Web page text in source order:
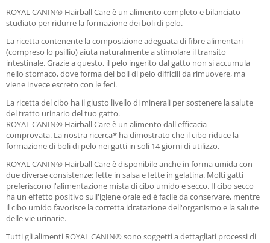
ROYAL CANIN® Hairball Care è un alimento completo e bilanciato
studiato per ridurre la formazione dei boli di pelo.
La ricetta contenente la composizione adeguata di fibre alimentari
(compreso lo psillio) aiuta naturalmente a stimolare il transito
intestinale.Grazie a questo, il pelo ingerito dal gatto non si accumula
nello stomaco, dove forma dei boli di pelo difficili da rimuovere, ma
viene invece escreto con le feci.
La ricetta del cibo ha il giusto livello di minerali per sostenere la salute
del tratto urinario del tuo gatto.
ROYAL CANIN® Hairball Care è un alimento dall'efficacia
comprovata. La nostra ricerca* ha dimostrato che il cibo riduce la
formazione di boli di pelo nei gatti in soli 14 giorni di utilizzo.
ROYAL CANIN® Hairball Care è disponibile anche in forma umida con
due diverse consistenze: fette in salsa e fette in gelatina. Molti gatti
preferiscono l'alimentazione mista di cibo umido e secco. Il cibo secco
ha un effetto positivo sull'igiene orale ed è facile da conservare, mentre
il cibo umido favorisce la corretta idratazione dell'organismo e la salute
delle vie urinarie.
Tutti gli alimenti ROYAL CANIN® sono soggetti a dettagliati processi di